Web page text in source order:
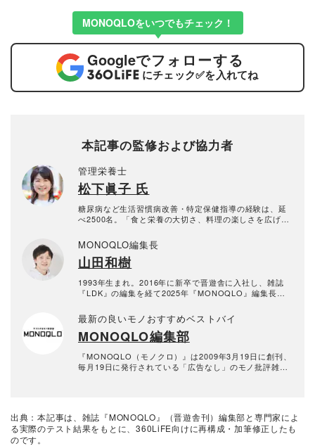
MONOQLOをいつでもチェック！
Googleでフォローする
にチェック✅を入れてね
本記事の監修および協力者
管理栄養士
松下眞子 氏
糖尿病など生活習慣病改善・特定保健指導の経験は、延
べ2500名。「食と栄養の大切さ、料理の楽しさを広げ
心で、現在はオーダーメイドの料理・家事代行食育活
動、パーソナルアドバイザーやセミナー・料理講師で活
躍する。
MONOQLO編集長
山田和樹
1993年生まれ。2016年に新卒で晋遊舎に入社し、雑誌
『LDK』の編集を経て2025年『MONOQLO』編集長に
ストしてきたが、デジタルガジェット、アウトドアグッ
ズ、マネーが得意。テストのためなら大学研究所から中
華料理店まであらゆる場所に押しかける。
最新の良いモノおすすめベストバイ
MONOQLO編集部
『MONOQLO（モノクロ）』は2009年3月19日に創刊、
毎月19日に発行されている「広告なし」のモノ批評雑誌
に良いモノ」だけを厳選して紹介。編集長・山田和樹を
中心に、11名以上の編集体制で日々の検証・記事制作を
出典：本記事は、雑誌『MONOQLO』（晋遊舎刊）編集部と専門家によ
る実際のテスト結果をもとに、360LiFE向けに再構成・加筆修正したも
のです。